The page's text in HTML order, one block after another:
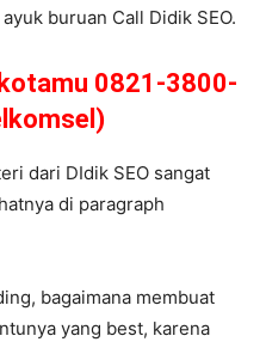
buruan Call Didik SEO.
0821-3800-
dari DIdik SEO sangat
di paragraph
bagaimana membuat
yang best, karena